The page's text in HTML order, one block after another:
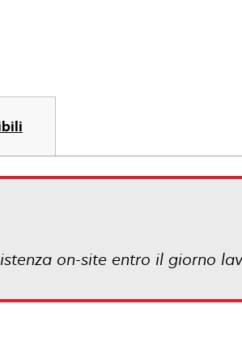
on-site entro il giorno